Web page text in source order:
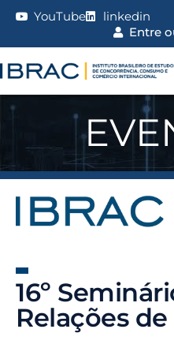
YouTube
linkedin
Entre
16º
Relações